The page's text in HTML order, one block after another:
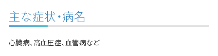
主な症状・病名
心臓病、高血圧症、血管病など